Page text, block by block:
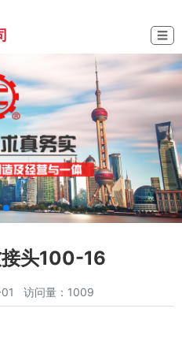
☰
头100-16
访问量：1009